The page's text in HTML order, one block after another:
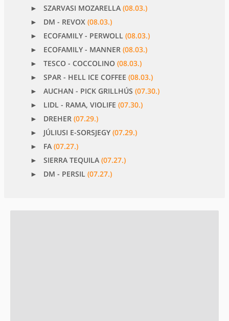
SZARVASI MOZARELLA(08.03.)
DM - REVOX(08.03.)
ECOFAMILY - PERWOLL(08.03.)
ECOFAMILY - MANNER(08.03.)
TESCO - COCCOLINO(08.03.)
SPAR - HELL ICE COFFEE(08.03.)
AUCHAN - PICK GRILLHÚS(07.30.)
LIDL - RAMA, VIOLIFE(07.30.)
DREHER(07.29.)
JÚLIUSI E-SORSJEGY(07.29.)
FA(07.27.)
SIERRA TEQUILA(07.27.)
DM - PERSIL(07.27.)